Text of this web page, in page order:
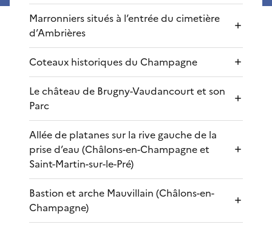
Marronniers situés à l’entrée du cimetière
d’Ambrières
Coteaux historiques du Champagne
Le château de Brugny-Vaudancourt et son
Parc
Allée de platanes sur la rive gauche de la
prise d’eau (Châlons-en-Champagne et
Saint-Martin-sur-le-Pré)
Bastion et arche Mauvillain (Châlons-en-
Champagne)